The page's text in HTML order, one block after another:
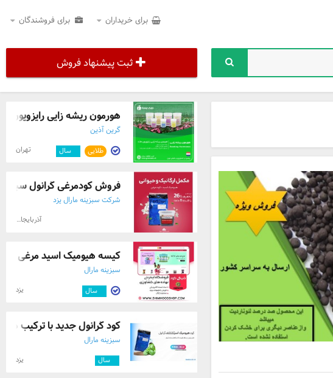
برای خریداران برای فروشندگان
ثبت پیشنهاد فروش
هورمون ریشه زایی رایزوپون
گرین آذین
طلایی سال تهران
فروش کودمرغی گرانول
شرکت سبزینه مارال یزد
آذربایجان شرقی
کیسه هیومیک اسید مرغی
سبزینه مارال
سال یزد
کود گرانول جدید با ترکیب
سبزینه مارال
سال یزد